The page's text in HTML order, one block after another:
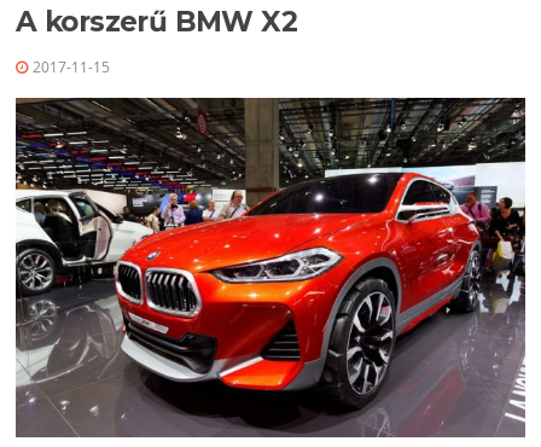
A korszerű BMW X2
2017-11-15